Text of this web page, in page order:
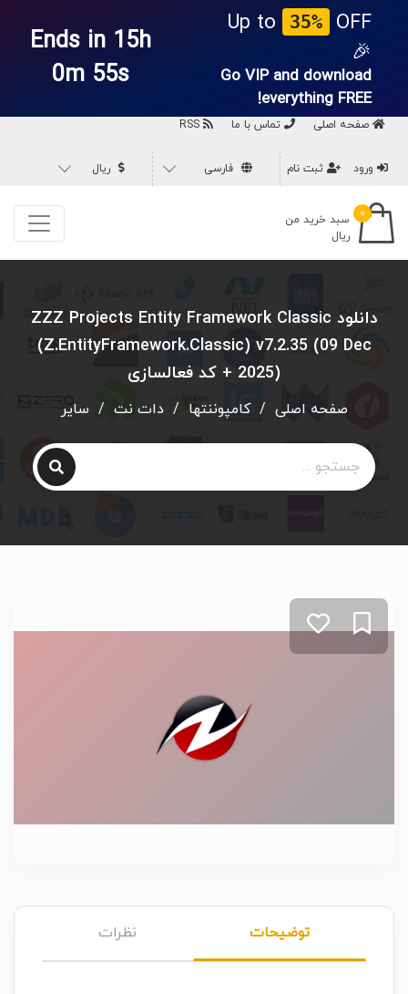
Up to 35%
OFF
🎉
Go VIP and download
everything FREE!
Ends in 15h
0m 54s
صفحه اصلی تماس با ما
ورود ثبت نام فارسی ریال
۰
سبد خرید من
ریال
دانلود ZZZ Projects Entity Framework Classic
(Z.EntityFramework.Classic) v7.2.35 (09 Dec
2025) + کد فعالسازی
صفحه اصلی / کامپوننتها / دات نت / سایر
توضیحات نظرات